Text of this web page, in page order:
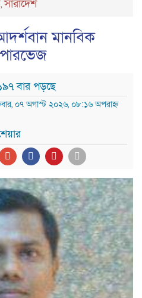
,সারাদেশ
মানবিক
বার পড়ছে
০৭ অগাস্ট ২০২৬, ০৮:১৬ অপরাহ্ন